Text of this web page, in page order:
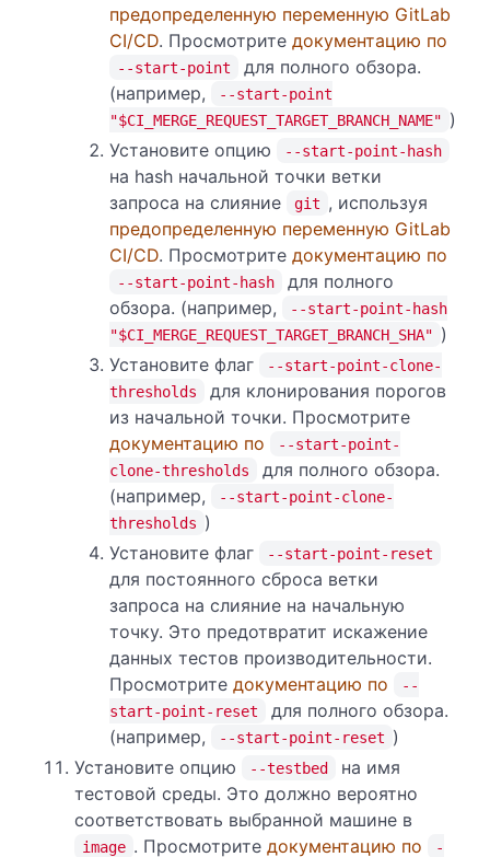
предопределенную переменную GitLab
CI/CD. Просмотрите документацию по
--start-point
для полного обзора.
(например,
--start-point
"$CI_MERGE_REQUEST_TARGET_BRANCH_NAME" )
Установите опцию
--start-point-hash
на hash начальной точки ветки
запроса на слияние
git , используя
предопределенную переменную GitLab
CI/CD. Просмотрите документацию по
--start-point-hash
для полного
обзора. (например,
--start-point-hash
"$CI_MERGE_REQUEST_TARGET_BRANCH_SHA" )
Установите флаг
--start-point-clone-
thresholds
для клонирования порогов
из начальной точки. Просмотрите
документацию по
--start-point-
clone-thresholds
для полного обзора.
(например,
--start-point-clone-
thresholds )
Установите флаг
--start-point-reset
для постоянного сброса ветки
запроса на слияние на начальную
точку. Это предотвратит искажение
данных тестов производительности.
Просмотрите документацию по
--
start-point-reset
для полного обзора.
(например,
--start-point-reset )
Установите опцию
--testbed
на имя
тестовой среды. Это должно вероятно
соответствовать выбранной машине в
image . Просмотрите документацию по -